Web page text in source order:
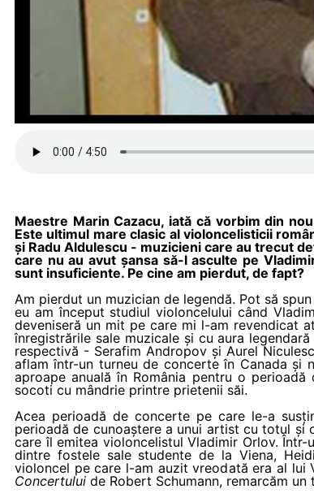
Maestre Marin Cazacu, iată că vorbim din
Este ultimul mare clasic al violoncelisticii
și Radu Aldulescu - muzicieni care au trecut
care nu au avut șansa să-l asculte pe
sunt insuficiente. Pe cine am pierdut, de fapt?
Am pierdut un muzician de legendă. Pot să
eu am început studiul violoncelului când
deveniseră un mit pe care mi l-am revendicat
înregistrările sale muzicale și cu aura
respectivă - Serafim Andropov și Aurel
aflam într-un turneu de concerte în Canada și
aproape anuală în România pentru o
socoti cu mândrie printre prietenii săi.
Acea perioadă de concerte pe care le-a
perioadă de cunoaștere a unui artist cu totul
care îl emitea violoncelistul Vladimir Orlov.
dintre fostele sale studente de la Viena,
violoncel pe care l-am auzit vreodată era al lui
Concertului de Robert Schumann, remarcăm